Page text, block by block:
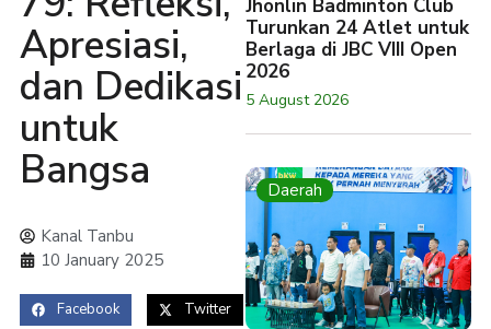
Apresiasi,
dan Dedikasi
untuk
Bangsa
Kanal Tanbu
10 January 2025
Facebook Twitter
Jhonlin Badminton Club
Turunkan 24 Atlet untuk
Berlaga di JBC VIII Open
2026
5 August 2026
Daerah